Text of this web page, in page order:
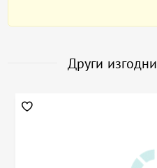
Други